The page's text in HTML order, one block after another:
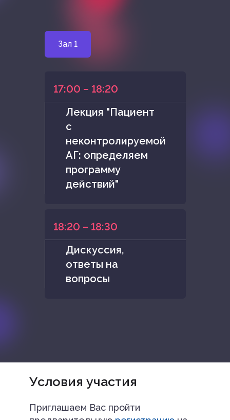
Зал 1
17:00 – 18:20
Лекция "Пациент
с
неконтролируемой
АГ: определяем
программу
действий"
18:20 – 18:30
Дискуссия,
ответы на
вопросы
Условия участия
Приглашаем Вас пройти